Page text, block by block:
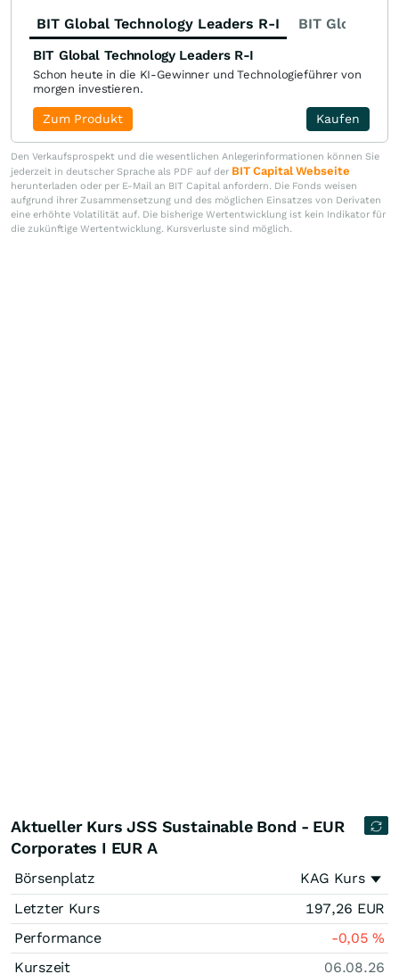
BIT Global Technology Leaders R-I BIT Global
BIT Global Technology Leaders R-I
Schon heute in die KI-Gewinner und Technologieführer von
morgen investieren.
Kaufen
Zum Produkt
Den Verkaufsprospekt und die wesentlichen Anlegerinformationen können Sie
jederzeit in deutscher Sprache als PDF auf der BIT Capital Webseite
herunterladen oder per E-Mail an BIT Capital anfordern. Die Fonds weisen
aufgrund ihrer Zusammensetzung und des möglichen Einsatzes von Derivaten
eine erhöhte Volatilität auf. Die bisherige Wertentwicklung ist kein Indikator für
die zukünftige Wertentwicklung. Kursverluste sind möglich.
Aktueller Kurs JSS Sustainable Bond - EUR
Corporates I EUR A
Börsenplatz
KAG Kurs
Letzter Kurs
197,26 EUR
Performance
-0,05%
Kurszeit
06.08.26